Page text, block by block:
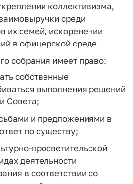
коллективизма,
среди
их семей, искоренении
в офицерской среде.
собрания имеет право:
собственные
выполнения решений
Совета;
и предложениями в
по существу;
просветительской
деятельности
в соответствии со